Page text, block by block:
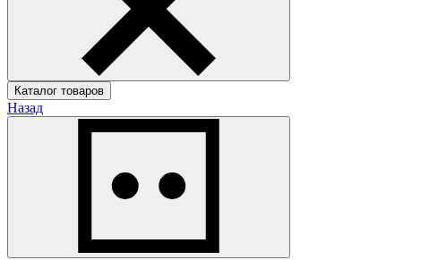
Каталог товаров
Назад